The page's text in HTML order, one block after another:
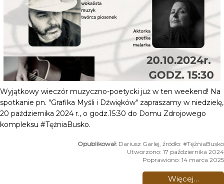
Wyjątkowy wieczór muzyczno-poetycki już w ten weekend! Na
spotkanie pn. "Grafika Myśli i Dźwięków" zapraszamy w niedzielę,
20 października 2024 r., o godz.15:30 do Domu Zdrojowego
kompleksu #TężniaBusko.
Dariusz Garlej, źródło: #TężniaBusko
Utworzono: 17 października 2024
Poprawiono: 14 marca 2025
Więcej…